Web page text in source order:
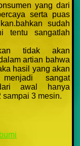
yang dari
serta puas
sudah
tentu sangatlah
tidak akan
artian bahwa
hasil yang akan
sangat
awal hanya
sampai 3 mesin.